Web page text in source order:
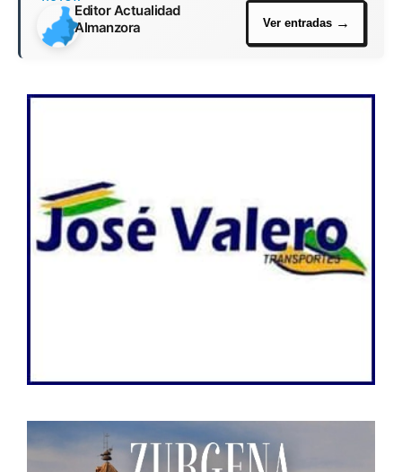
Editor Actualidad
Almanzora